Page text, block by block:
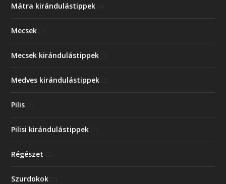
Mátra kirándulástippek
Mecsek
Mecsek kirándulástippek
Medves kirándulástippek
Pilis
Pilisi kirándulástippek
Régészet
Szurdokok